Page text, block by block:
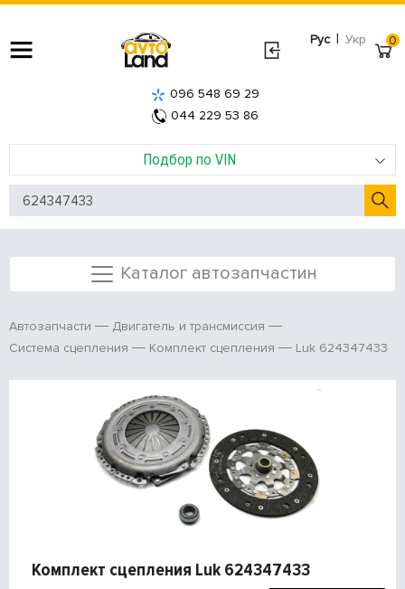
Рус | Укр
Подбор по VIN
096 548 69 29
044 229 53 86
0
Каталог автозапчастин
Автозапчасти
Двигатель и трансмиссия
Система сцепления
Комплект сцепления Luk 624347433
Комплект сцепления Luk 624347433